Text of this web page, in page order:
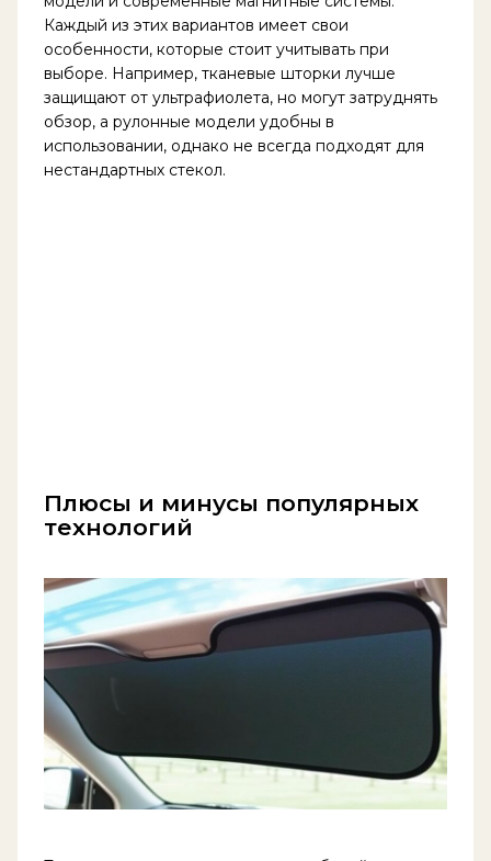
Каждый из этих вариантов имеет свои
особенности, которые стоит учитывать при
выборе. Например, тканевые шторки лучше
защищают от ультрафиолета, но могут затруднять
обзор, а рулонные модели удобны в
использовании, однако не всегда подходят для
нестандартных стекол.
Плюсы и минусы популярных
технологий